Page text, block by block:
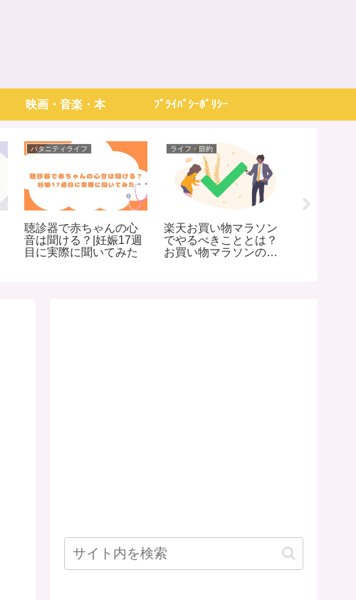
映画・音楽・本 ﾌﾟﾗｲﾊﾞｼｰﾎﾟﾘｼｰ
パタニティライフ
聴診器で赤ちゃんの心
音は聞ける？|妊娠17週
目に実際に聞いてみた
ライフ・節約
楽天お買い物マラソン
でやるべきこととは？
お買い物マラソンの事